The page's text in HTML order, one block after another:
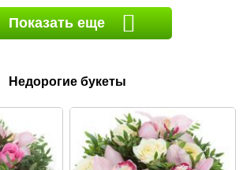
Показать еще
Недорогие букеты